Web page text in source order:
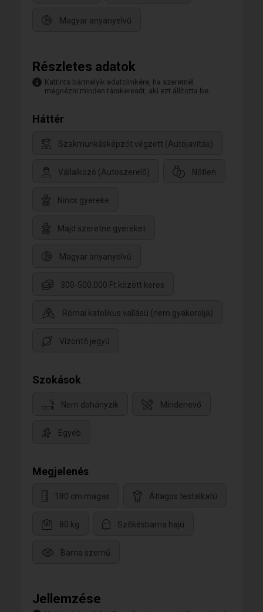
Magyar anyanyelvű
Részletes adatok
Kattints bármelyik adatcímkére, ha szeretnél
megnézni minden társkeresőt, aki ezt állította be.
Háttér
Szakmunkásképzőt végzett (Autójavítás)
Vállalkozó (Autoszerelõ) Nőtlen
Nincs gyereke
Majd szeretne gyereket
Magyar anyanyelvű
300-500.000 Ft között keres
Római katolikus vallású (nem gyakorolja)
Vízöntő jegyű
Szokások
Nem dohányzik Mindenevő
Egyéb
Megjelenés
180 cm magas Átlagos testalkatú
80 kg Szőkésbarna hajú
Barna szemű
Jellemzése